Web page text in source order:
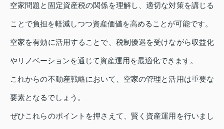
空家問題と固定資産税の関係を理解し、適切な対策を講じる
ことで負担を軽減しつつ資産価値を高めることが可能です。
空家を有効に活用することで、税制優遇を受けながら収益化
やリノベーションを通じて資産運用を最適化できます。
これからの不動産戦略において、空家の管理と活用は重要な
要素となるでしょう。
ぜひこれらのポイントを押さえて、賢く資産運用を行いまし